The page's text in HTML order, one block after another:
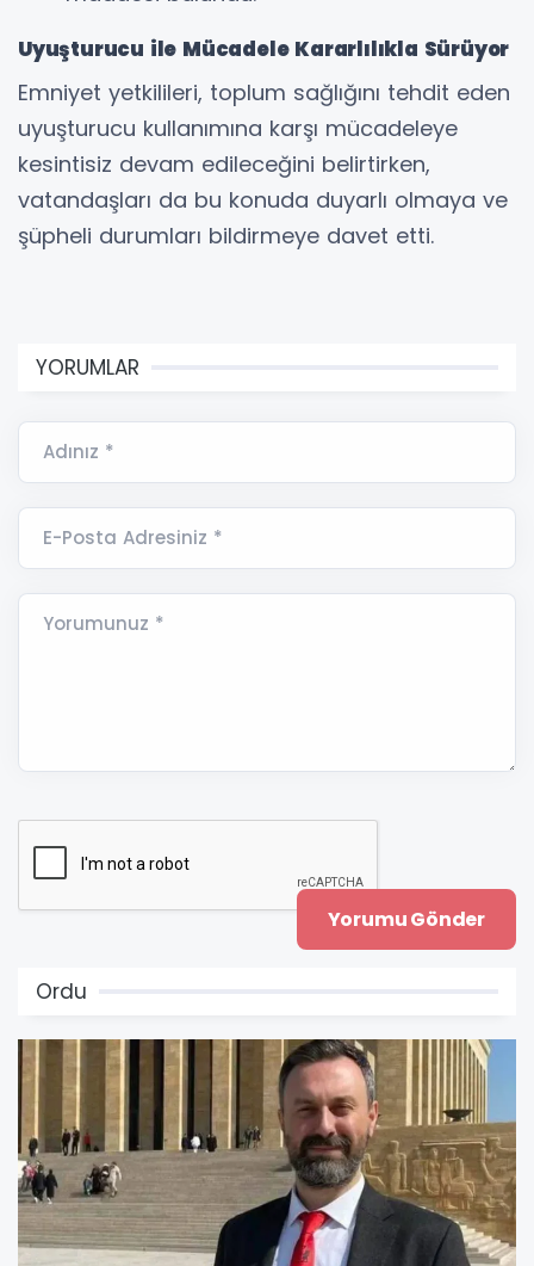
Uyuşturucu ile Mücadele Kararlılıkla Sürüyor
Emniyet yetkilileri, toplum sağlığını tehdit eden
uyuşturucu kullanımına karşı mücadeleye
kesintisiz devam edileceğini belirtirken,
vatandaşları da bu konuda duyarlı olmaya ve
şüpheli durumları bildirmeye davet etti.
YORUMLAR
Adınız *
E-Posta Adresiniz *
Yorumunuz *
Ordu